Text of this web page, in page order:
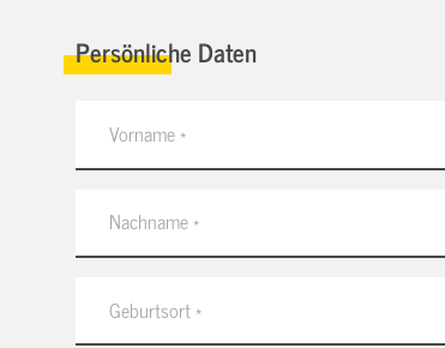
Persönliche Daten